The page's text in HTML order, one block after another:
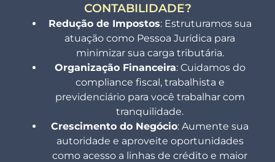
CONTABILIDADE?
Redução de Impostos: Estruturamos sua
atuação como Pessoa Jurídica para
minimizar sua carga tributária.
Organização Financeira: Cuidamos do
compliance fiscal, trabalhista e
previdenciário para você trabalhar com
tranquilidade.
Crescimento do Negócio: Aumente sua
autoridade e aproveite oportunidades
como acesso a linhas de crédito e maior